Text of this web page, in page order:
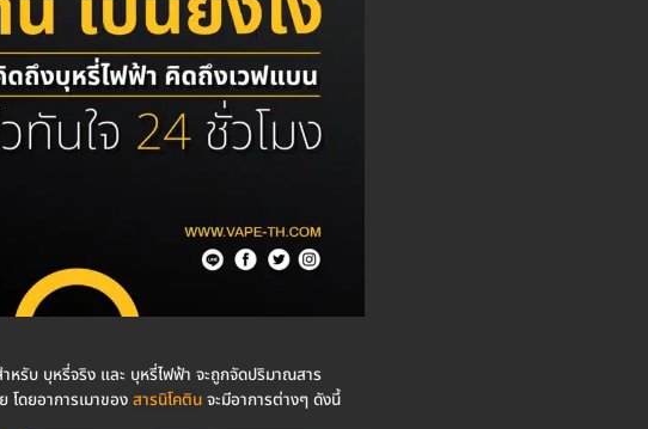
หรับ บุหรี่จริง และ บุหรี่ไฟฟ้า จะถูกจัดปริมาณสาร
โดยอาการเมาของ สารนิโคติน จะมีอาการต่างๆ ดังนี้